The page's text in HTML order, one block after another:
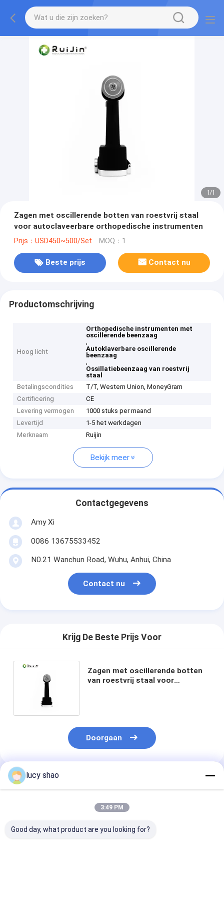
1/1
Zagen met oscillerende botten van roestvrij staal
voor autoclaveerbare orthopedische instrumenten
Prijs：USD450~500/Set MOQ：1
Beste prijs Contact nu
Productomschrijving
Hoog licht
Orthopedische instrumenten met
oscillerende beenzaag
,
Autoklaverbare oscillerende
beenzaag
,
Ossillatiebeenzaag van roestvrij
staal
Betalingscondities
T/T, Western Union, MoneyGram
Certificering
CE
Levering vermogen
1000 stuks per maand
Levertijd
1-5 het werkdagen
Merknaam
Ruijin
Bekijk meer
Contactgegevens
Amy Xi
0086 13675533452
N0.21 Wanchun Road, Wuhu, Anhui, China
Contact nu
Krijg De Beste Prijs Voor
Zagen met oscillerende botten
van roestvrij staal voor
Doorgaan
Geadviseerde Producten
lucy shao
3:49 PM
Good day, what product are you looking for?